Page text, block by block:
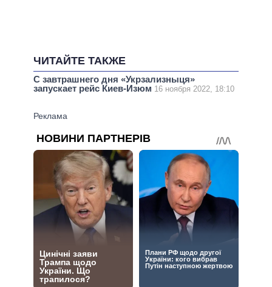
ЧИТАЙТЕ ТАКЖЕ
С завтрашнего дня «Укрзализныця»
запускает рейс Киев-Изюм 16 ноября 2022, 18:10